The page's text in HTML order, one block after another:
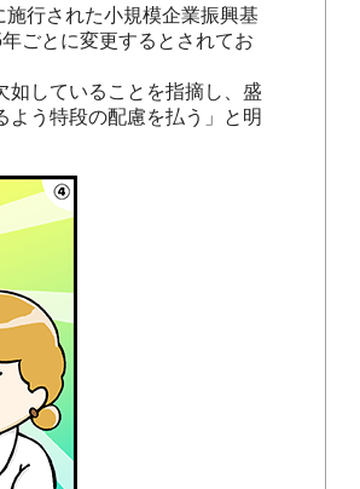
行された小規模企業振興基
ごとに変更するとされてお
していることを指摘し、盛
よう特段の配慮を払う」と明